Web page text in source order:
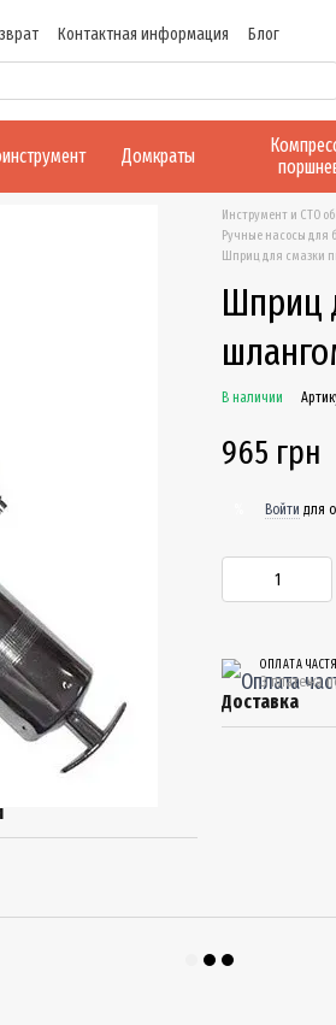
Контактная информация
Блог
Домкраты
Инструмент и СТО
Ручные насосы для
Шприц для смазки
Шприц
В наличии
965 грн
Войти для
ОПЛАТА
3 платежа
Доставка